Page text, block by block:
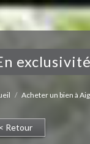
en
Acheter un bien à
Retour